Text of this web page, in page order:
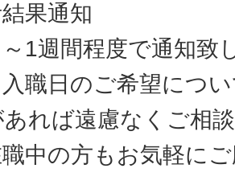
結果通知
1週間程度で通知致
職日のご希望につ
れば遠慮なくご相
中の方もお気軽に